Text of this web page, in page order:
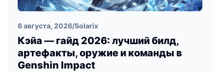
6 августа, 2026/Solarix
Кэйа — гайд 2026: лучший билд,
артефакты, оружие и команды в
Genshin Impact